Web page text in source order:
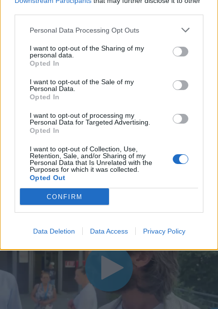
Personal Data Processing Opt Outs
I want to opt-out of the Sharing of my
personal data.
Opted In
I want to opt-out of the Sale of my
Personal Data.
Opted In
I want to opt-out of processing my
Personal Data for Targeted Advertising.
Opted In
I want to opt-out of Collection, Use,
Retention, Sale, and/or Sharing of my
Personal Data that Is Unrelated with the
Purposes for which it was collected.
Opted Out
CONFIRM
Data Deletion Data Access Privacy Policy